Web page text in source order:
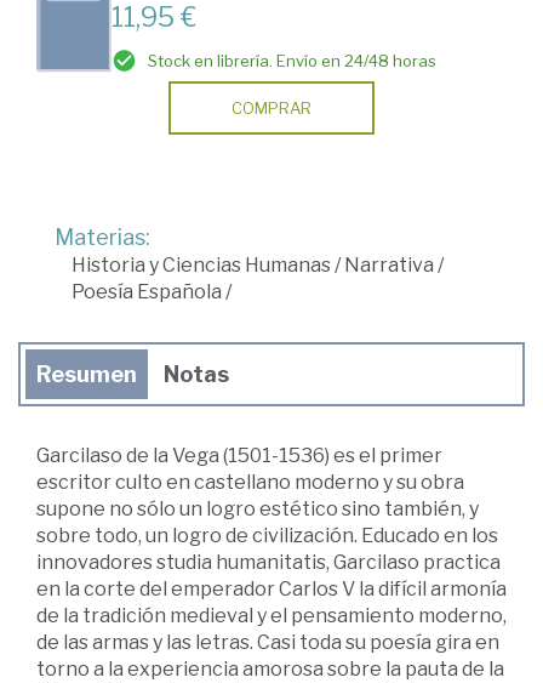
11,95 €
Stock en librería. Envío en 24/48 horas
COMPRAR
Materias:
Historia y Ciencias Humanas/ Narrativa /
Poesía Española /
Resumen Notas
Garcilaso de la Vega (1501-1536) es el primer
escritor culto en castellano moderno y su obra
supone no sólo un logro estético sino también, y
sobre todo, un logro de civilización. Educado en los
innovadores studia humanitatis, Garcilaso practica
en la corte del emperador Carlos V la difícil armonía
de la tradición medieval y el pensamiento moderno,
de las armas y las letras. Casi toda su poesía gira en
torno a la experiencia amorosa sobre la pauta de la